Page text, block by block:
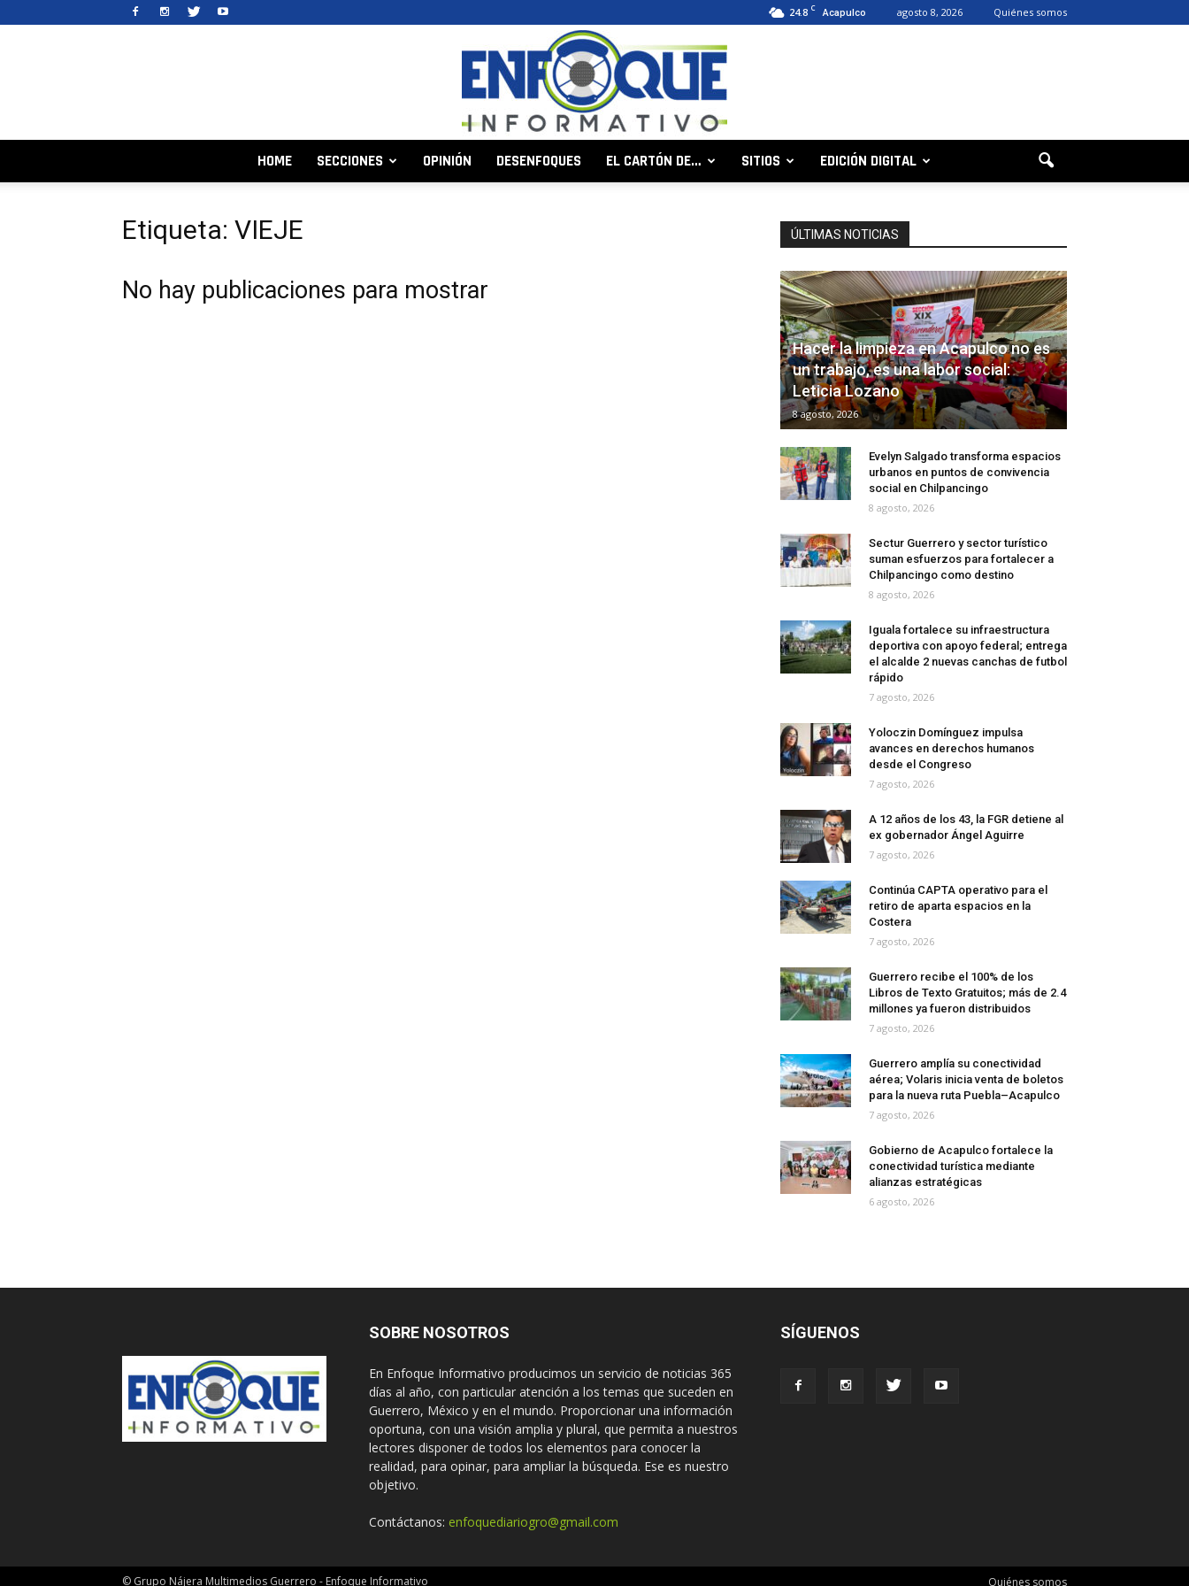
24.8 C Acapulco agosto 8, 2026 Quiénes somos
HOME SECCIONES OPINIÓN DESENFOQUES EL CARTÓN DE… SITIOS EDICIÓN DIGITAL
Etiqueta: VIEJE
No hay publicaciones para mostrar
ÚLTIMAS NOTICIAS
Hacer la limpieza en Acapulco no es
un trabajo, es una labor social:
Leticia Lozano
8 agosto, 2026
Evelyn Salgado transforma espacios
urbanos en puntos de convivencia
social en Chilpancingo
8 agosto, 2026
Sectur Guerrero y sector turístico
suman esfuerzos para fortalecer a
Chilpancingo como destino
8 agosto, 2026
Iguala fortalece su infraestructura
deportiva con apoyo federal; entrega
el alcalde 2 nuevas canchas de futbol
rápido
7 agosto, 2026
Yoloczin Domínguez impulsa
avances en derechos humanos
desde el Congreso
7 agosto, 2026
A 12 años de los 43, la FGR detiene al
ex gobernador Ángel Aguirre
7 agosto, 2026
Continúa CAPTA operativo para el
retiro de aparta espacios en la
Costera
7 agosto, 2026
Guerrero recibe el 100% de los
Libros de Texto Gratuitos; más de 2.4
millones ya fueron distribuidos
7 agosto, 2026
Guerrero amplía su conectividad
aérea; Volaris inicia venta de boletos
para la nueva ruta Puebla–Acapulco
7 agosto, 2026
Gobierno de Acapulco fortalece la
conectividad turística mediante
alianzas estratégicas
6 agosto, 2026
SOBRE NOSOTROS
En Enfoque Informativo producimos un servicio de noticias 365
días al año, con particular atención a los temas que suceden en
Guerrero, México y en el mundo. Proporcionar una información
oportuna, con una visión amplia y plural, que permita a nuestros
lectores disponer de todos los elementos para conocer la
realidad, para opinar, para ampliar la búsqueda. Ese es nuestro
objetivo.
Contáctanos: enfoquediariogro@gmail.com
SÍGUENOS
Quiénes somos
© Grupo Nájera Multimedios Guerrero - Enfoque Informativo